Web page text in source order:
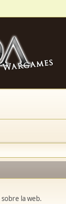
la web.